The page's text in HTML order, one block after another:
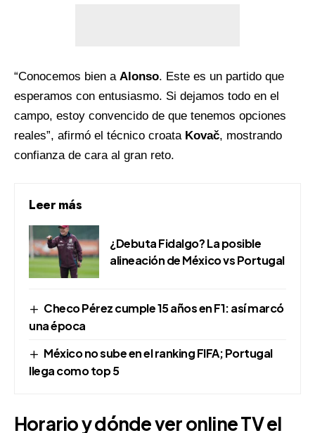
“Conocemos bien a Alonso. Este es un partido que
esperamos con entusiasmo. Si dejamos todo en el
campo, estoy convencido de que tenemos opciones
reales”, afirmó el técnico croata Kovač, mostrando
confianza de cara al gran reto.
Leer más
¿Debuta Fidalgo? La posible
alineación de México vs Portugal
Checo Pérez cumple 15 años en F1: así marcó
una época
México no sube en el ranking FIFA; Portugal
llega como top 5
Horario y dónde ver online TV el